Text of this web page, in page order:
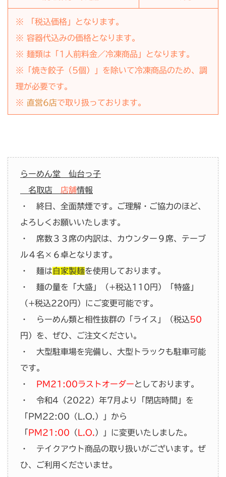
※ 「 税込価格」となります。
※ 容器代込みの価格となります。
※ 麺類は「 1人前料金／冷凍商品」となります。
※「焼き餃子（5個）」を除いて冷凍商品のため、調
理が必要です。
※ 直営6店で取り扱っております。
らーめん堂 仙台っ子
名取店 店舗情報
・ 終日、全面禁煙です。ご理解・ご協力のほど、
よろしくお願いいたします。
・ 席数３３席の内訳は、カウンター９席、テーブ
ル４名×６卓となります。
・ 麺は自家製麺を使用しております。
・ 麺の量を「大盛」（+税込110円）「特盛」
（+税込220円）にご変更可能です。
・ らーめん類と相性抜群の「ライス」（税込50
円）を、ぜひ、ご注文ください。
・ 大型駐車場を完備し、大型トラックも駐車可能
です。
・
PM21:00ラストオーダーとしております。
・ 令和4（2022）年7月より「閉店時間」を
「PM22:00（L.O.）」から
「 PM21:00 （ L.O.）」に変更いたしました。
・ テイクアウト商品の取り扱いがございます。ぜ
ひ、ご利用くださいませ。